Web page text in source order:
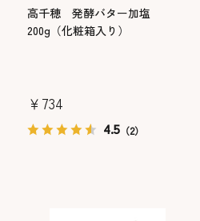
高千穂 発酵バター加塩
200g（化粧箱入り）
￥734
4.5 （2）